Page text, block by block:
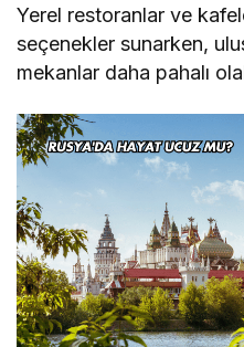
Yerel restoranlar ve
seçenekler sunarken,
mekanlar daha pahalı